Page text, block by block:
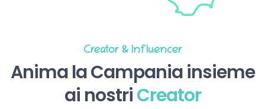
Creator & Influencer
Anima la Campania insieme
ai nostriCreator